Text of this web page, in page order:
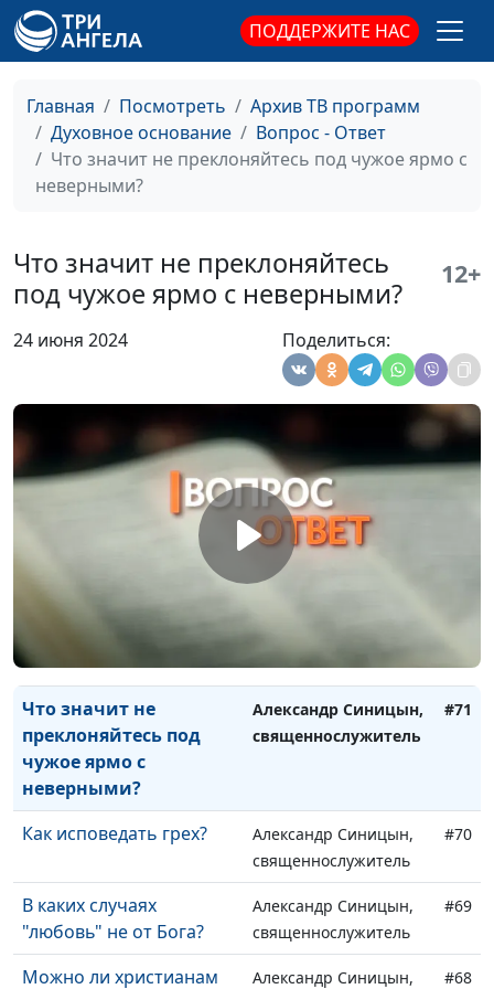
ПОДДЕРЖИТЕ НАС
Главная Посмотреть
Архив ТВ программ
Духовное основание
Вопрос - Ответ
Что значит не преклоняйтесь под чужое ярмо с
неверными?
Что значит не преклоняйтесь
под чужое ярмо с неверными?
12+
24 июня 2024 Поделиться:
саддукеи?
священнослужитель
Большие и малые
пророки Библии.
Александр Синицын,
священнослужитель
Что такое содомский
грех?
Александр Синицын,
священнослужитель
#74
Преображение Христа.
Александр Синицын,
священнослужитель
Христос не только умер,
но и воскрес. Что
значит воскресение
Христа?
Александр Синицын,
Что значит не
преклоняйтесь под
чужое ярмо с
неверными?
Александр Синицын,
священнослужитель
#71
Как исповедать грех?
Александр Синицын,
священнослужитель
#70
В каких случаях
"любовь" не от Бога?
Александр Синицын,
священнослужитель
#69
Можно ли христианам
Александр Синицын,
#68